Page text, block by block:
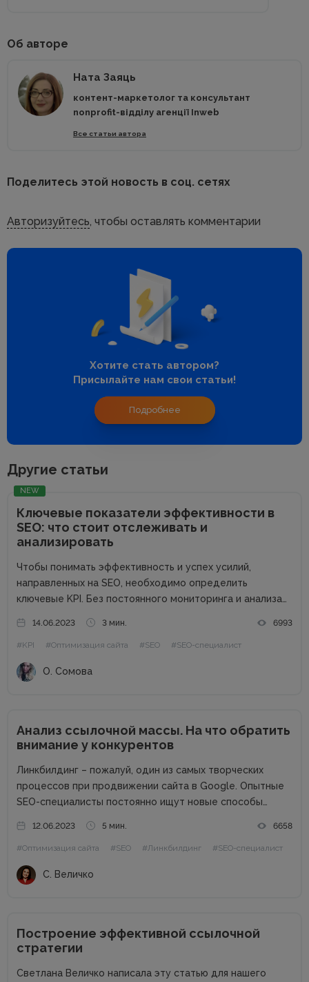
Об авторе
Ната Заяць
контент-маркетолог та консультант
nonprofit-відділу агенції Inweb
Все статьи автора
Поделитесь этой новость в соц. сетях
Авторизуйтесь, чтобы оставлять комментарии
Хотите стать автором?
Присылайте нам свои статьи!
Подробнее
Другие статьи
NEW
Ключевые показатели эффективности в
SEO: что стоит отслеживать и
анализировать
Чтобы понимать эффективность и успех усилий,
направленных на SEO, необходимо определить
ключевые KPI. Без постоянного мониторинга и анализа
оценить прогресс работы. KPI в SEO, которые
определяют заказчик и исполнитель услуг, позволяет
наладить рабочий процесс, отслеживать данные...
14.06.2023 3 мин. 6993
#KPI #Оптимизация сайта #SEO #SEO-специалист
О. Сомова
Анализ ссылочной массы. На что обратить
внимание у конкурентов
Линкбилдинг – пожалуй, один из самых творческих
процессов при продвижении сайта в Google. Опытные
SEO-специалисты постоянно ищут новые способы
будут стоить недорого, при этом подталкивать нужные
страницы по ключевым запросам. В этой статье мы...
12.06.2023 5 мин. 6658
#Оптимизация сайта #SEO #Линкбилдинг #SEO-специалист
С. Величко
Построение эффективной ссылочной
стратегии
Светлана Величко написала эту статью для нашего